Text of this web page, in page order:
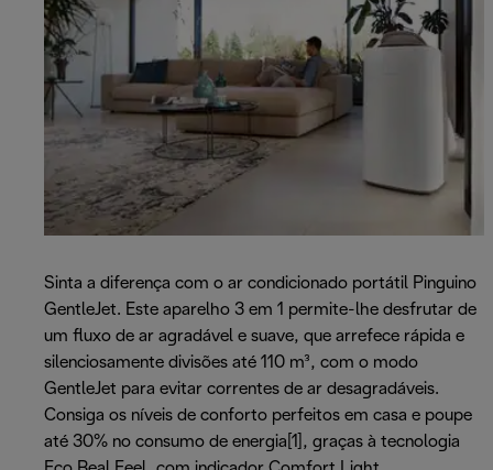
Sinta a diferença com o ar condicionado portátil Pinguino
GentleJet. Este aparelho 3 em 1 permite-lhe desfrutar de
um fluxo de ar agradável e suave, que arrefece rápida e
silenciosamente divisões até 110 m³, com o modo
GentleJet para evitar correntes de ar desagradáveis.
Consiga os níveis de conforto perfeitos em casa e poupe
até 30% no consumo de energia[1], graças à tecnologia